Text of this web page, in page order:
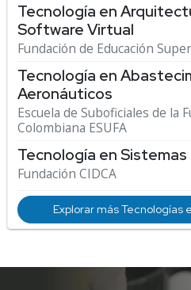
Tecnología en
Software Virtual
Fundación de Educación
Tecnología en
Aeronáuticos
Escuela de Suboficiales de la
Colombiana ESUFA
Tecnología en
Fundación CIDCA
Explorar más Tecnologías